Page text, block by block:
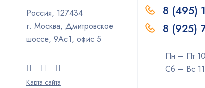
Россия, 127434
г. Москва, Дмитровское
шоссе, 9Ас1, офис 5
Карта сайта
8 (495)
8 (925)
Пн – Пт
Сб – Вс